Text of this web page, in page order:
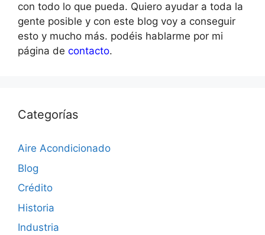
con todo lo que pueda. Quiero ayudar a toda la
gente posible y con este blog voy a conseguir
esto y mucho más. podéis hablarme por mi
página de contacto.
Categorías
Aire Acondicionado
Blog
Crédito
Historia
Industria